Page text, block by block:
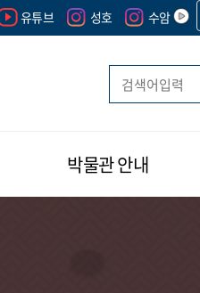
유튜브 성호 수암
박물관 안내